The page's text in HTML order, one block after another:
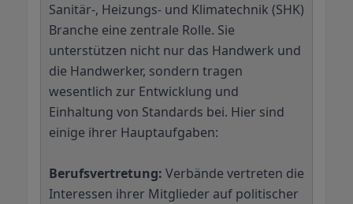
Sanitär-, Heizungs- und Klimatechnik (SHK)
Branche eine zentrale Rolle. Sie
unterstützen nicht nur das Handwerk und
die Handwerker, sondern tragen
wesentlich zur Entwicklung und
Einhaltung von Standards bei. Hier sind
einige ihrer Hauptaufgaben:
Berufsvertretung: Verbände vertreten die
Interessen ihrer Mitglieder auf politischer